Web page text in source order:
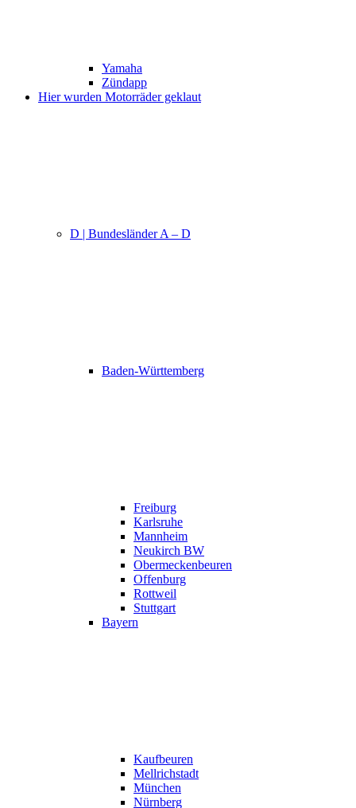
Yamaha
Zündapp
Hier wurden Motorräder geklaut
D | Bundesländer A – D
Baden-Württemberg
Freiburg
Karlsruhe
Mannheim
Neukirch BW
Obermeckenbeuren
Offenburg
Rottweil
Stuttgart
Bayern
Kaufbeuren
Mellrichstadt
München
Nürnberg